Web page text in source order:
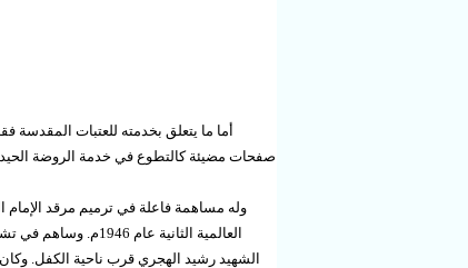
أما ما يتعلق بخدمته للعتبات
صفحات مضيئة كالتطوع في خدمة الروضة
وله مساهمة فاعلة في ترميم مرقد الإمام
العالمية الثانية